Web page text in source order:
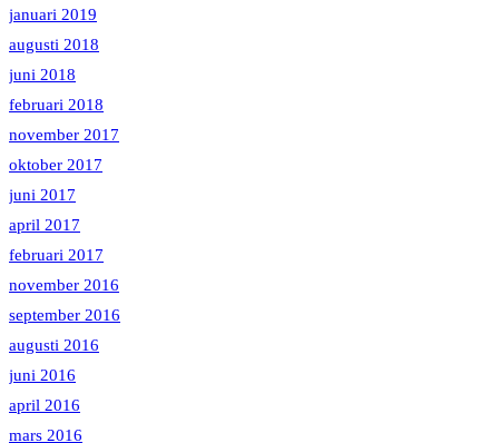
januari 2019
augusti 2018
juni 2018
februari 2018
november 2017
oktober 2017
juni 2017
april 2017
februari 2017
november 2016
september 2016
augusti 2016
juni 2016
april 2016
mars 2016